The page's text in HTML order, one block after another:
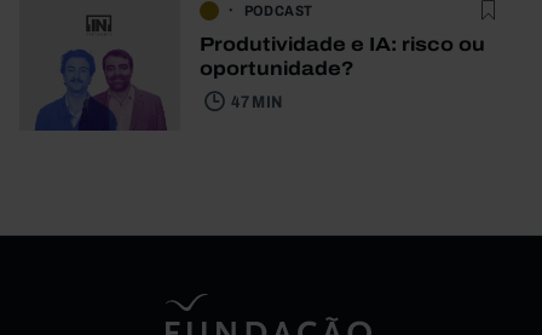
PODCAST
Produtividade e IA: risco ou
oportunidade?
47 MIN